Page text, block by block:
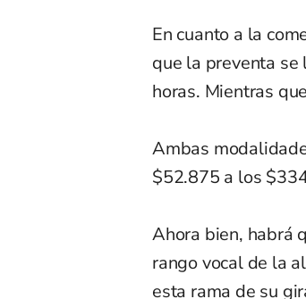
En cuanto a la
que la preventa
horas. Mientras
Ambas
$52.875 a los
Ahora bien, habrá
rango vocal de la
esta rama de su